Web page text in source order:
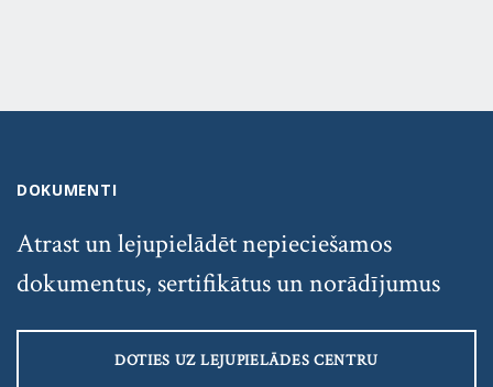
DOKUMENTI
Atrast un lejupielādēt nepieciešamos
dokumentus, sertifikātus un norādījumus
DOTIES UZ LEJUPIELĀDES CENTRU